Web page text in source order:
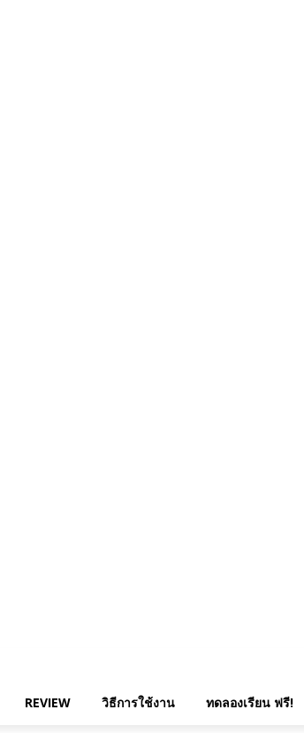
REVIEW วิธีการใช้งาน ทดลองเรียน ฟรี!